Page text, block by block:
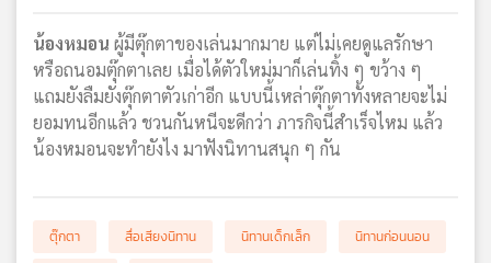
แผนที่
วิทยุ
เครือ
น้องหมอน ผู้มีตุ๊กตาของเล่นมากมาย แต่ไม่เคยดูแลรักษา
หรือถนอมตุ๊กตาเลย เมื่อได้ตัวใหม่มาก็เล่นทิ้ง ๆ ขว้าง ๆ
แถมยังลืมยังตุ๊กตาตัวเก่าอีก แบบนี้เหล่าตุ๊กตาทั้งหลายจะไม่
ยอมทนอีกแล้ว ชวนกันหนีจะดีกว่า ภารกิจนี้สำเร็จไหม แล้ว
น้องหมอนจะทำยังไง มาฟังนิทานสนุก ๆ กัน
ตุ๊กตา สื่อเสียงนิทาน นิทานเด็กเล็ก
นิทานก่อนนอน